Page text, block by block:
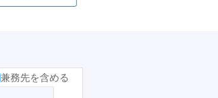
兼務先を含める